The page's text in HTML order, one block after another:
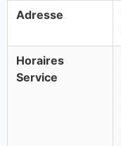
Adresse
Horaires
Service